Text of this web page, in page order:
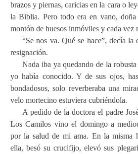
brazos y piernas, caricias en la cara o
la Biblia. Pero todo era en vano, doña
montón de huesos inmóviles y cada vez
“Se nos va. Qué se hace”, decía la
resignación.
Nada iba ya quedando de la
yo había conocido. Y de sus ojos,
bondadosos, solo reverberaba una
velo mortecino estuviera cubriéndola.
A pedido de la doctora el padre
Los Camilos vino el domingo a
por la salud de mi ama. En la misma
ella, besó su crucifijo, elevó sus